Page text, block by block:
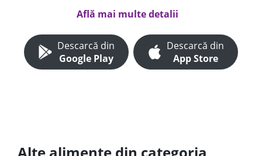
Află mai multe detalii
Descarcă din
Google Play
Descarcă din
App Store